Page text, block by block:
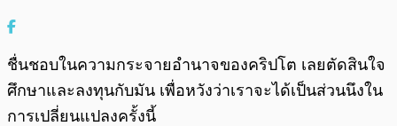
ชื่นชอบในความกระจายอำนาจของคริปโต เลยตัดสินใจ
ศึกษาและลงทุนกับมัน เพื่อหวังว่าเราจะได้เป็นส่วนนึงใน
การเปลี่ยนแปลงครั้งนี้